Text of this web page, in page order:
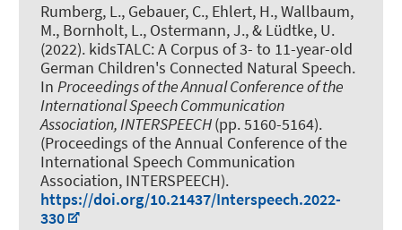
Rumberg, L., Gebauer, C., Ehlert, H., Wallbaum,
M., Bornholt, L., Ostermann, J., & Lüdtke, U.
(2022). kidsTALC: A Corpus of 3- to 11-year-old
German Children's Connected Natural Speech.
In Proceedings of the Annual Conference of the
International Speech Communication
Association, INTERSPEECH(pp. 5160-5164).
(Proceedings of the Annual Conference of the
International Speech Communication
Association, INTERSPEECH).
https://doi.org/10.21437/Interspeech.2022-
330